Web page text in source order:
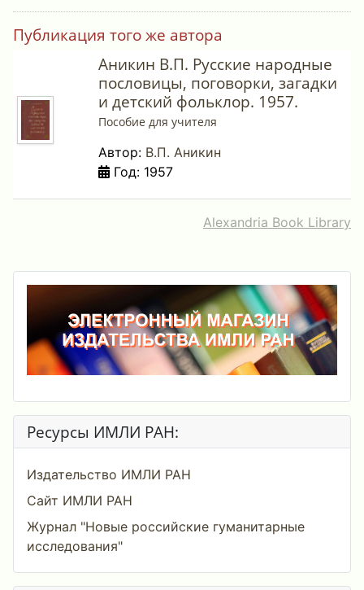
Публикация того же автора
Аникин В.П. Русские народные
пословицы, поговорки, загадки
и детский фольклор. 1957.
Пособие для учителя
Автор: В.П. Аникин
Год: 1957
Alexandria Book Library
Ресурсы ИМЛИ РАН:
Издательство ИМЛИ РАН
Сайт ИМЛИ РАН
Журнал "Новые российские гуманитарные
исследования"